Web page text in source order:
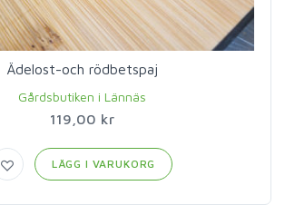
Ädelost-och rödbetspaj
Gårdsbutiken i Lännäs
119,00 kr
LÄGG I VARUKORG